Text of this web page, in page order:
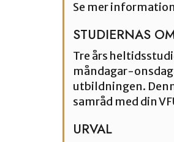
Se mer
STUDIERNAS
Tre års
måndagar-
utbildningen.
samråd med din
URVAL